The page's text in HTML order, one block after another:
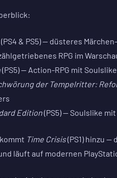
& PS5) — düsteres
RPG im
(PS5) — Action-RPG mit
der Tempelritter:
Edition(PS5) — Soulslike
Time Crisis(PS1) hinzu
läuft auf modernen